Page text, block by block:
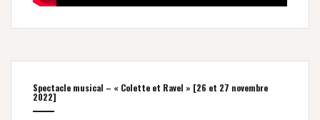
Spectacle musical – « Colette et Ravel » [26 et 27 novembre
2022]